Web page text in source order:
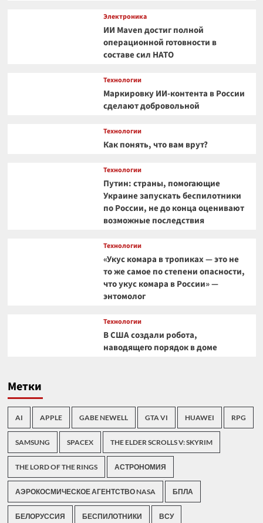
Электроника
ИИ Maven достиг полной
операционной готовности в
составе сил НАТО
Технологии
Маркировку ИИ-контента в России
сделают добровольной
Технологии
Как понять, что вам врут?
Технологии
Путин: страны, помогающие
Украине запускать беспилотники
по России, не до конца оценивают
возможные последствия
Технологии
«Укус комара в тропиках — это не
то же самое по степени опасности,
что укус комара в России» —
энтомолог
Технологии
В США создали робота,
наводящего порядок в доме
Метки
AI APPLE GABE NEWELL GTA VI HUAWEI RPG
SAMSUNG SPACEX THE ELDER SCROLLS V: SKYRIM
THE LORD OF THE RINGS АСТРОНОМИЯ
АЭРОКОСМИЧЕСКОЕ АГЕНТСТВО NASA БПЛА
БЕЛОРУССИЯ БЕСПИЛОТНИКИ ВСУ